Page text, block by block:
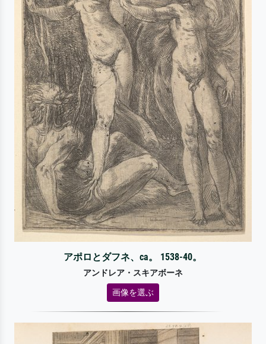
アポロとダフネ、ca。 1538-40。
アンドレア・スキアボーネ
画像を選ぶ